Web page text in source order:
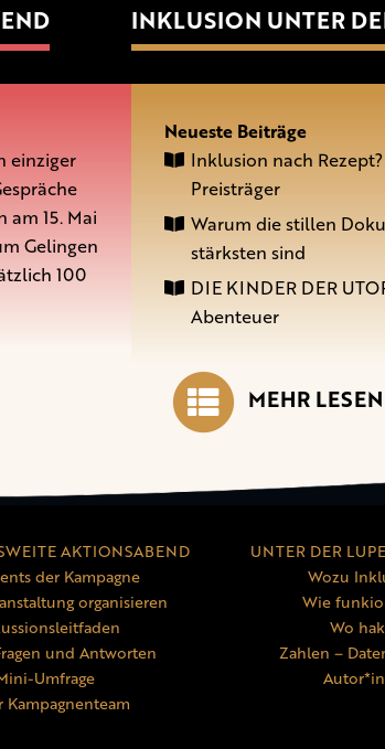
einziger
15. Mai
Gelingen
100
INKLUSION UNTER
Neueste Beiträge
Inklusion nach
Preisträger
Warum die stillen
stärksten sind
DIE KINDER DER
Abenteuer
MEHR LESEN
AKTIONSABEND
der Kampagne
organisieren
und Antworten
Umfrage
Kampagnenteam
UNTER DER
Wozu
Wie
Wo
Zahlen –